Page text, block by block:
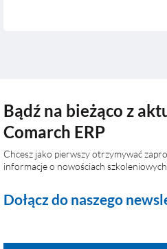
Bądź na bieżąco z
Comarch ERP
Chcesz jako pierwszy otrzymywać
informacje o nowościach
Dołącz do naszego